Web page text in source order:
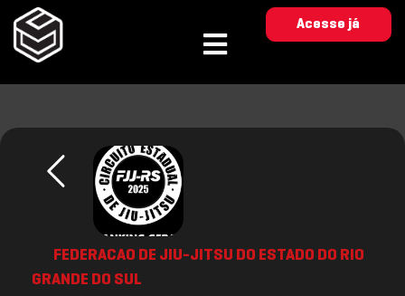
Acesse já
FEDERACAO DE JIU-JITSU DO ESTADO DO RIO
GRANDE DO SUL